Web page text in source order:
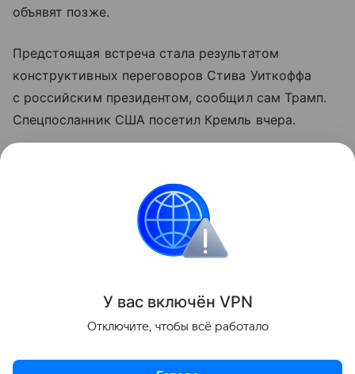
объявят позже.
Предстоящая встреча стала результатом
конструктивных переговоров Стива Уиткоффа
с российским президентом, сообщил сам Трамп.
Спецпосланник США посетил Кремль вчера.
Акции: их виды и способы
инвестирования
В статье подробно расскажем о том, что такое
акции и как на них можно заработать.
У вас включён VPN
Отключите, чтобы всё работало